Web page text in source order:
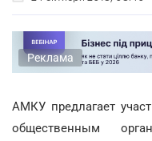
Реклама
АМКУ предлагает
общественным